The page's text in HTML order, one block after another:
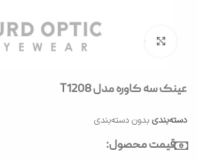
بزرگنمایی تصویر
عینک سه کاوره مدل T1208
دسته‌بندی بدون دسته‌بندی
قیمت محصول: